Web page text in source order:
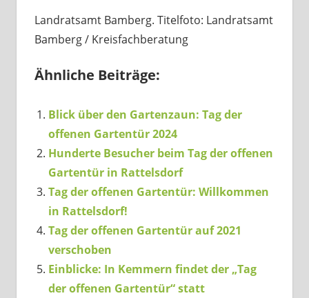
Landratsamt Bamberg. Titelfoto: Landratsamt
Bamberg / Kreisfachberatung
Ähnliche Beiträge:
Blick über den Gartenzaun: Tag der
offenen Gartentür 2024
Hunderte Besucher beim Tag der offenen
Gartentür in Rattelsdorf
Tag der offenen Gartentür: Willkommen
in Rattelsdorf!
Tag der offenen Gartentür auf 2021
verschoben
Einblicke: In Kemmern findet der „Tag
der offenen Gartentür“ statt